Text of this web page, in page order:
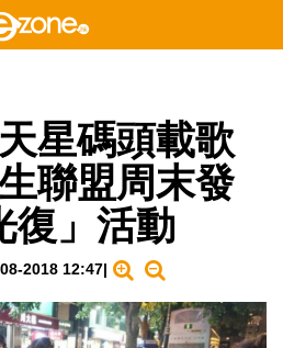
星碼頭載歌
聯盟周末發
復」活動
2018 12:47|